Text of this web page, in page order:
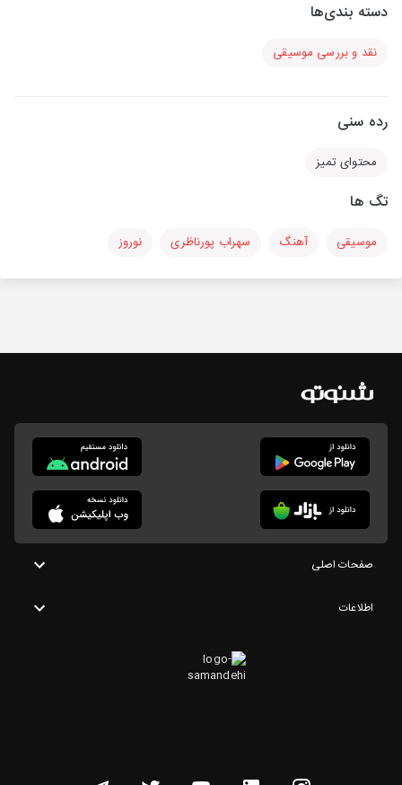
دسته بندی‌ها
نقد و بررسی موسیقی
رده سنی
محتوای تمیز
تگ ها
موسیقی آهنگ سهراب پورناظری نوروز
صفحات اصلی
اطلاعات